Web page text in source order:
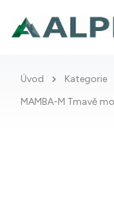
Úvod Kategorie
MAMBA-M Tmavě